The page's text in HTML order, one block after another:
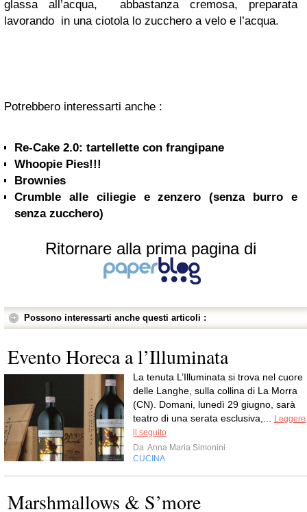
glassa all’acqua, abbastanza cremosa, preparata
lavorando in una ciotola lo zucchero a velo e l’acqua.
Potrebbero interessarti anche :
Re-Cake 2.0: tartellette con frangipane
Whoopie Pies!!!
Brownies
Crumble alle ciliegie e zenzero (senza burro e
senza zucchero)
Ritornare alla prima pagina di
Possono interessarti anche questi articoli :
Evento Horeca a l’Illuminata
La tenuta L’Illuminata si trova nel cuore
delle Langhe, sulla collina di La Morra
(CN). Domani, lunedì 29 giugno, sarà
teatro di una serata esclusiva,...
Leggere
il seguito
Da Anna Maria Simonini
CUCINA
Marshmallows & S’more